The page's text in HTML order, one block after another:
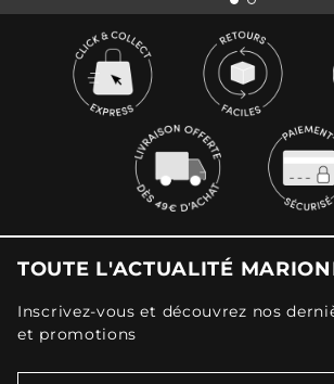
TOUTE L'ACTUALITÉ
Inscrivez-vous et découvrez nos
et promotions